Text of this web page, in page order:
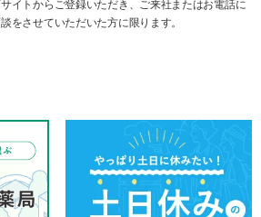
イトからご登録いただき、ご来社またはお電話に
をさせていただいた方に限ります。